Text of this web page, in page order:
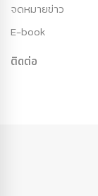
จดหมายข่าว
E-book
ติดต่อ